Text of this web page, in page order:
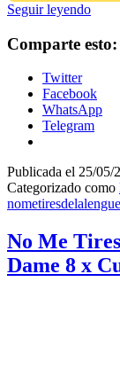
Seguir leyendoNo
Tires
Cap.
24
–
x
19
Comparte esto:
Twitter
Facebook
WhatsApp
Telegram
Publicada el 25/05/
Categorizado como
No Me
Dame 8 x